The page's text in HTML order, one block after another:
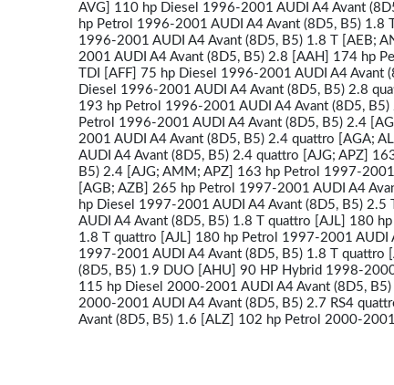
AVG] 110 hp Diesel 1996-2001 AUDI A4 Avant
hp Petrol 1996-2001 AUDI A4 Avant (8D5, B5) 1.8
1996-2001 AUDI A4 Avant (8D5, B5) 1.8 T [AEB;
2001 AUDI A4 Avant (8D5, B5) 2.8 [AAH] 174 hp
TDI [AFF] 75 hp Diesel 1996-2001 AUDI A4
Diesel 1996-2001 AUDI A4 Avant (8D5, B5) 2.8
193 hp Petrol 1996-2001 AUDI A4 Avant (8D5,
Petrol 1996-2001 AUDI A4 Avant (8D5, B5) 2.4
2001 AUDI A4 Avant (8D5, B5) 2.4 quattro [AGA;
AUDI A4 Avant (8D5, B5) 2.4 quattro [AJG; APZ]
B5) 2.4 [AJG; AMM; APZ] 163 hp Petrol 1997-
[AGB; AZB] 265 hp Petrol 1997-2001 AUDI A4
hp Diesel 1997-2001 AUDI A4 Avant (8D5, B5)
AUDI A4 Avant (8D5, B5) 1.8 T quattro [AJL] 180
1.8 T quattro [AJL] 180 hp Petrol 1997-2001 AUDI
1997-2001 AUDI A4 Avant (8D5, B5) 1.8 T
(8D5, B5) 1.9 DUO [AHU] 90 HP Hybrid 1998-
115 hp Diesel 2000-2001 AUDI A4 Avant (8D5,
2000-2001 AUDI A4 Avant (8D5, B5) 2.7 RS4
Avant (8D5, B5) 1.6 [ALZ] 102 hp Petrol 2000-2001